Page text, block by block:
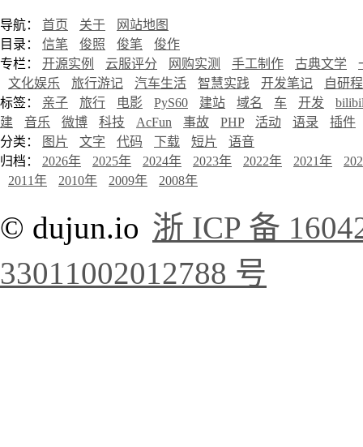
导航： 首页 关于
网站地图
目录： 信笔 俊照 俊笔
俊作
专栏： 开源实例 云服评分 网购实测 手工制作 古典文学
文化娱乐
旅行游记 汽车生活 智慧实践 开发笔记
自研
标签： 亲子 旅行 电影 PyS60 建站 域名 车 开发
建
音乐 微博 科技 AcFun 事故 PHP 活动 语录
插件
分类：
图片 文字 代码 下载 短片
语音
归档： 2026年 2025年 2024年 2023年 2022年 2021年
2011年
2010年 2009年 2008年
© dujun.io 浙 ICP 备
33011002012788 号